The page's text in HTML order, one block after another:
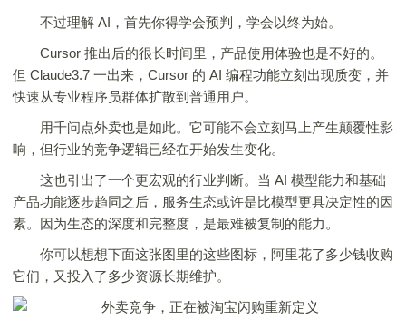
不过理解 AI，首先你得学会预判，学会以终为始。
Cursor 推出后的很长时间里，产品使用体验也是不好的。
但 Claude3.7 一出来，Cursor 的 AI 编程功能立刻出现质变，并
快速从专业程序员群体扩散到普通用户。
用千问点外卖也是如此。它可能不会立刻马上产生颠覆性影
响，但行业的竞争逻辑已经在开始发生变化。
这也引出了一个更宏观的行业判断。当 AI 模型能力和基础
产品功能逐步趋同之后，服务生态或许是比模型更具决定性的因
素。因为生态的深度和完整度，是最难被复制的能力。
你可以想想下面这张图里的这些图标，阿里花了多少钱收购
它们，又投入了多少资源长期维护。